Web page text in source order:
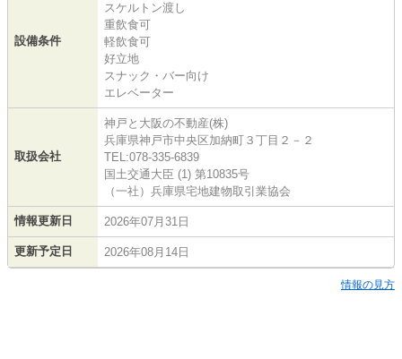
設備条件
スケルトン渡し
重飲食可
軽飲食可
好立地
スナック・バー向け
エレベーター
取扱会社
神戸と大阪の不動産(株)
兵庫県神戸市中央区加納町３丁目２－２
TEL:078-335-6839
国土交通大臣 (1) 第10835号
（一社）兵庫県宅地建物取引業協会
情報更新日 2026年07月31日
更新予定日 2026年08月14日
情報の見方